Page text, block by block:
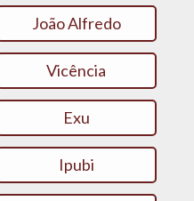
João Alfredo
Vicência
Exu
Ipubi